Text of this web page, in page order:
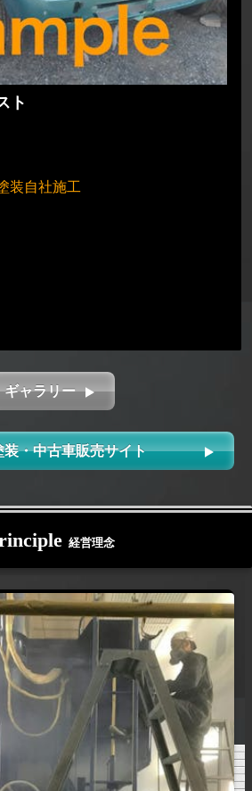
ト
装自社施工
ギャラリー
装・中古車販売サイト
経営理念